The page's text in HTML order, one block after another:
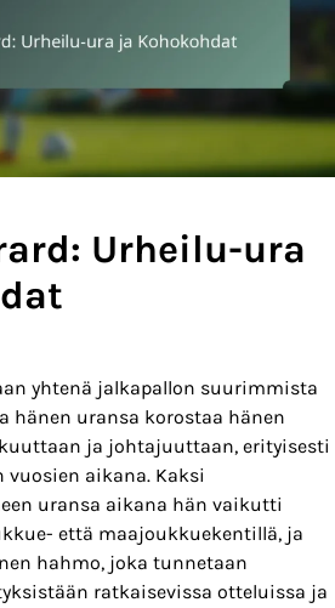
Urheilu-ura
yhtenä jalkapallon suurimmista
hänen uransa korostaa hänen
ja johtajuuttaan, erityisesti
vuosien aikana. Kaksi
uransa aikana hän vaikutti
että maajoukkuekentillä, ja
hahmo, joka tunnetaan
ratkaisevissa otteluissa ja